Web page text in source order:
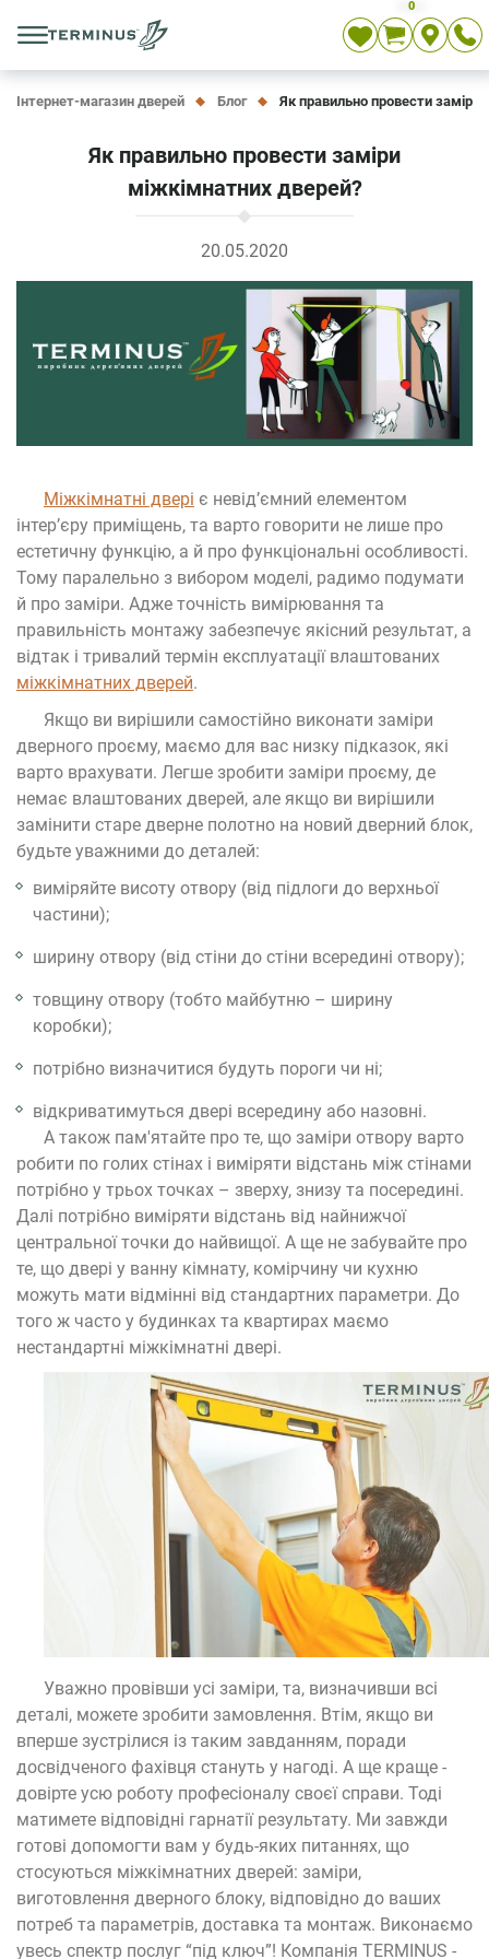
0
Інтернет-магазин дверей Блог Як правильно провести заміри
Як правильно провести заміри
міжкімнатних дверей?
20.05.2020
Міжкімнатні двері є невід’ємний елементом
інтер’єру приміщень, та варто говорити не лише про
естетичну функцію, а й про функціональні особливості.
Тому паралельно з вибором моделі, радимо подумати
й про заміри. Адже точність вимірювання та
правильність монтажу забезпечує якісний результат, а
відтак і тривалий термін експлуатації влаштованих
міжкімнатних дверей.
Якщо ви вирішили самостійно виконати заміри
дверного проєму, маємо для вас низку підказок, які
варто врахувати. Легше зробити заміри проєму, де
немає влаштованих дверей, але якщо ви вирішили
замінити старе дверне полотно на новий дверний блок,
будьте уважними до деталей:
виміряйте висоту отвору (від підлоги до верхньої
частини);
ширину отвору (від стіни до стіни всередині отвору);
товщину отвору (тобто майбутню – ширину
коробки);
потрібно визначитися будуть пороги чи ні;
відкриватимуться двері всередину або назовні.
А також пам'ятайте про те, що заміри отвору варто
робити по голих стінах і виміряти відстань між стінами
потрібно у трьох точках – зверху, знизу та посередині.
Далі потрібно виміряти відстань від найнижчої
центральної точки до найвищої. А ще не забувайте про
те, що двері у ванну кімнату, комірчину чи кухню
можуть мати відмінні від стандартних параметри. До
того ж часто у будинках та квартирах маємо
нестандартні міжкімнатні двері.
Уважно провівши усі заміри, та, визначивши всі
деталі, можете зробити замовлення. Втім, якщо ви
вперше зустрілися із таким завданням, поради
досвідченого фахівця стануть у нагоді. А ще краще -
довірте усю роботу професіоналу своєї справи. Тоді
матимете відповідні гарнатії результату. Ми завжди
готові допомогти вам у будь-яких питаннях, що
стосуються міжкімнатних дверей: заміри,
виготовлення дверного блоку, відповідно до ваших
потреб та параметрів, доставка та монтаж. Виконаємо
увесь спектр послуг “під ключ”! Компанія TERMINUS -